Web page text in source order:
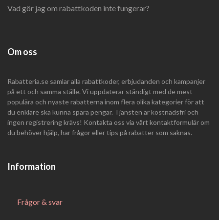
Vad gör jag om rabattkoden inte fungerar?
Om oss
Rabatteria.se samlar alla rabattkoder, erbjudanden och kampanjer
på ett och samma ställe. Vi uppdaterar ständigt med de mest
populära och nyaste rabatterna inom flera olika kategorier för att
du enklare ska kunna spara pengar. Tjänsten är kostnadsfri och
ingen registrering krävs! Kontakta oss via vårt kontaktformulär om
du behöver hjälp, har frågor eller tips på rabatter som saknas.
Information
Frågor & svar